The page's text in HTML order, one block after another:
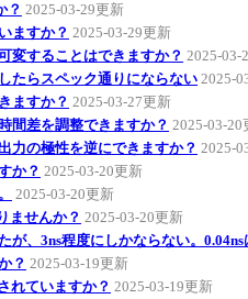
？ 2025-03-29更新
ますか？ 2025-03-29更新
変することはできますか？ 2025-03-
たらスペック通りにならない 2025-
ますか？ 2025-03-27更新
間差を調整できますか？ 2025-03-20
力の極性を逆にできますか？ 2025-
か？ 2025-03-20更新
2025-03-20更新
ませんか？ 2025-03-20更新
が、3ns程度にしかならない。
？ 2025-03-19更新
れていますか？ 2025-03-19更新